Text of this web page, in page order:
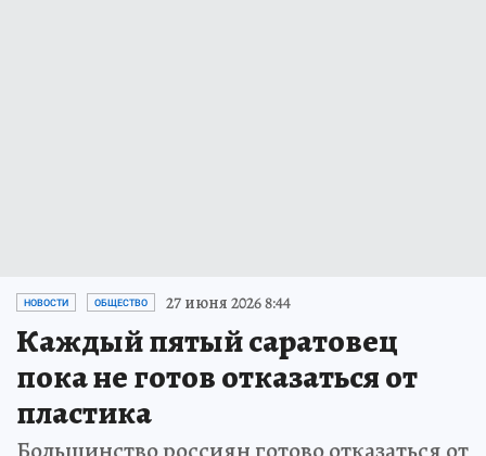
НОВОСТИ ОБЩЕСТВО 27 июня 2026 8:44
Каждый пятый саратовец
пока не готов отказаться от
пластика